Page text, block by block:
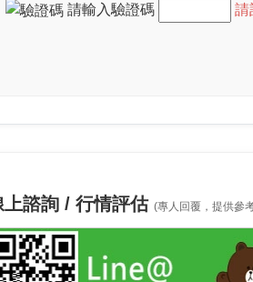
請輸入驗證碼 請
上諮詢 / 行情評估(專人回覆，提供參